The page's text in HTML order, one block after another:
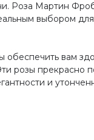
Роза Мартин
выбором
вам
розы прекрасно
и